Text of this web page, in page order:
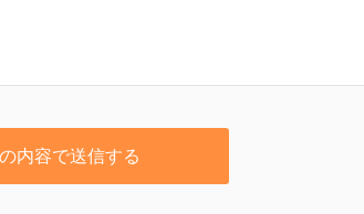
内容で送信する